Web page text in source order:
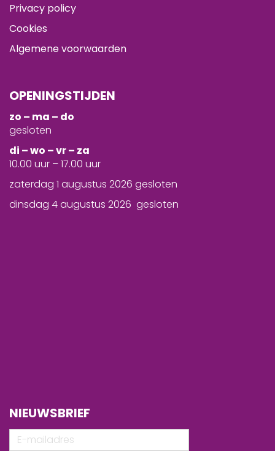
Privacy policy
Cookies
Algemene voorwaarden
OPENINGSTIJDEN
zo – ma – do
gesloten
di – wo – vr – za
10.00 uur – 17.00 uur
zaterdag 1 augustus 2026 gesloten
dinsdag 4 augustus 2026 gesloten
NIEUWSBRIEF